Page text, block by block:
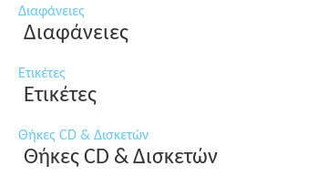
Διαφάνειες
Διαφάνειες
Ετικέτες
Ετικέτες
Θήκες CD & Δισκετών
Θήκες CD & Δισκετών